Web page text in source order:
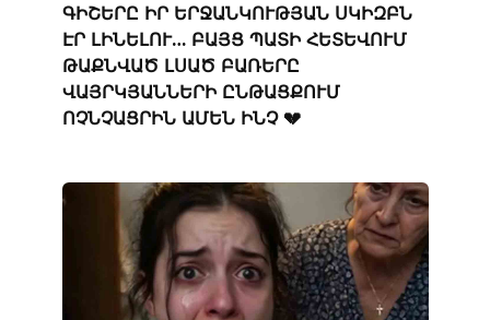
ԳԻՇԵՐԸ ԻՐ ԵՐՋԱՆԿՈՒԹՅԱՆ ՍԿԻԶԲՆ
ԷՐ ԼԻՆԵԼՈՒ… ԲԱՅՑ ՊԱՏԻ ՀԵՏԵՎՈՒՄ
ԹԱՔՆՎԱԾ ԼՍԱԾ ԲԱՌԵՐԸ
ՎԱՅՐԿՅԱՆՆԵՐԻ ԸՆԹԱՑՔՈՒՄ
ՈՉՆՉԱՑՐԻՆ ԱՄԵՆ ԻՆՉ 💔